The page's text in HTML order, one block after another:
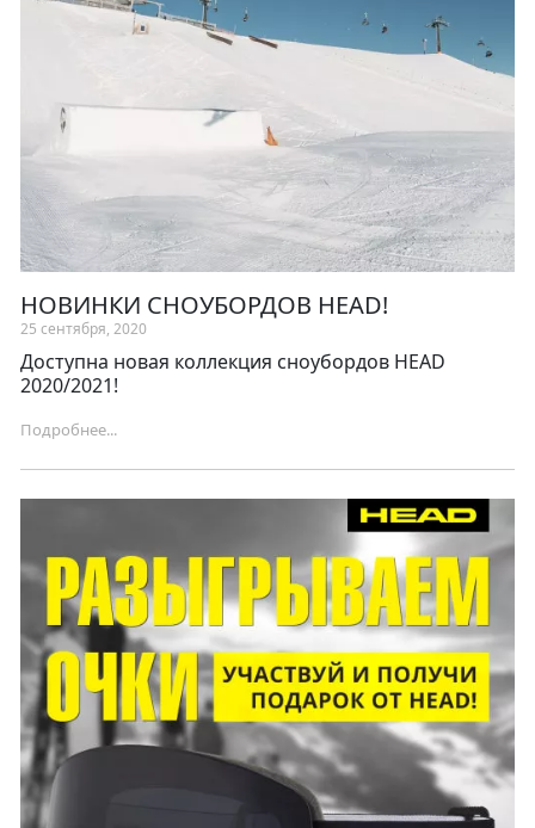
НОВИНКИ СНОУБОРДОВ HEAD!
25 сентября, 2020
Доступна новая коллекция сноубордов HEAD
2020/2021!
Подробнее...